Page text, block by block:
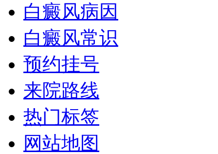
白癜风病因
白癜风常识
预约挂号
来院路线
热门标签
网站地图